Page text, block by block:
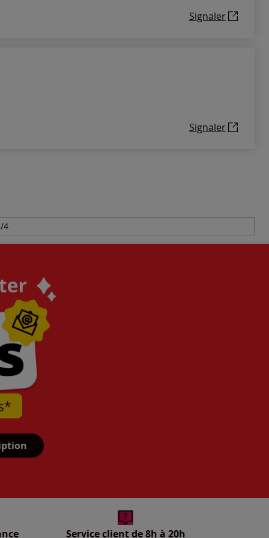
Signaler
Signaler
4
Service client de 8h à 20h